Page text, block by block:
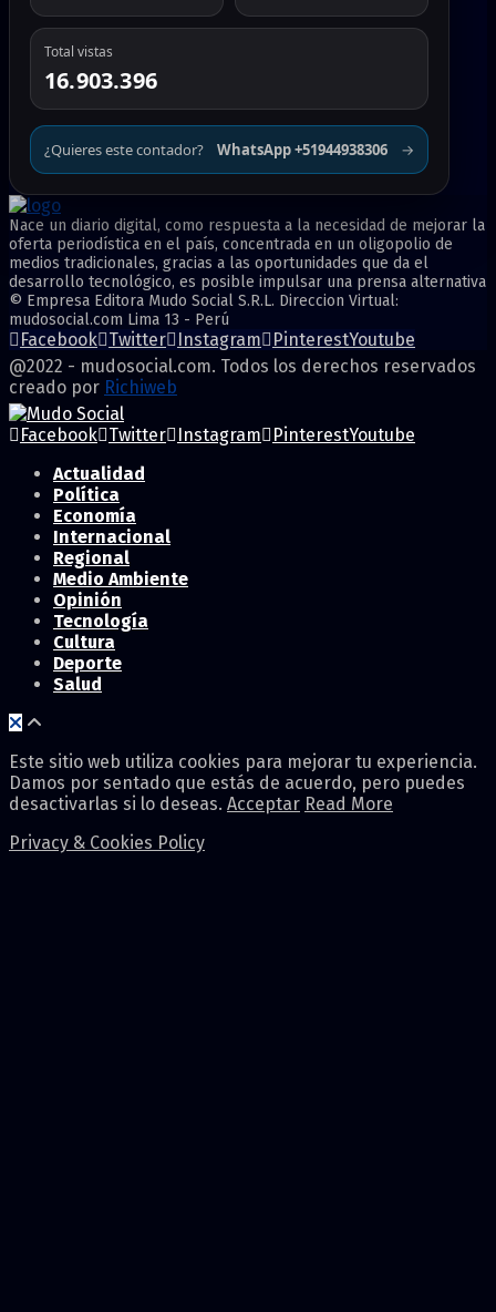
Total vistas
16.903.396
¿Quieres este contador? WhatsApp +51944938306 →
Nace un diario digital, como respuesta a la necesidad de mejorar la
oferta periodística en el país, concentrada en un oligopolio de
medios tradicionales, gracias a las oportunidades que da el
desarrollo tecnológico, es posible impulsar una prensa alternativa
© Empresa Editora Mudo Social S.R.L. Direccion Virtual:
mudosocial.com Lima 13 - Perú
Facebook Twitter Instagram PinterestYoutube
@2022 - mudosocial.com. Todos los derechos reservados
creado por Richiweb
Facebook Twitter Instagram PinterestYoutube
Actualidad
Política
Economía
Internacional
Regional
Medio Ambiente
Opinión
Tecnología
Cultura
Deporte
Salud
Este sitio web utiliza cookies para mejorar tu experiencia.
Damos por sentado que estás de acuerdo, pero puedes
desactivarlas si lo deseas. Acceptar Read More
Privacy & Cookies Policy